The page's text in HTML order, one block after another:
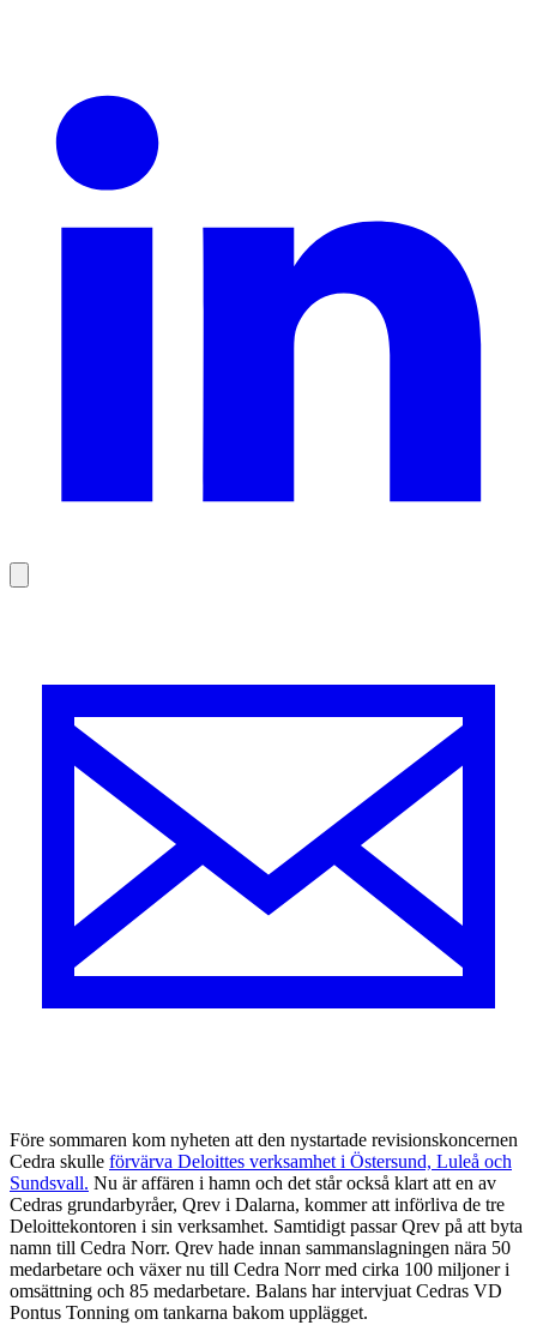
Före sommaren kom nyheten att den nystartade revisionskoncernen
Cedra skulle förvärva Deloittes verksamhet i Östersund, Luleå och
Sundsvall. Nu är affären i hamn och det står också klart att en av
Cedras grundarbyråer, Qrev i Dalarna, kommer att införliva de tre
Deloittekontoren i sin verksamhet. Samtidigt passar Qrev på att byta
namn till Cedra Norr. Qrev hade innan sammanslagningen nära 50
medarbetare och växer nu till Cedra Norr med cirka 100 miljoner i
omsättning och 85 medarbetare. Balans har intervjuat Cedras VD
Pontus Tonning om tankarna bakom upplägget.